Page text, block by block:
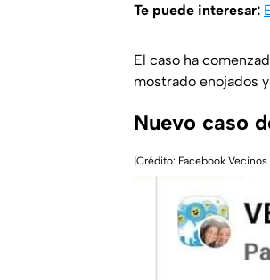
Te puede interesar:
El caso ha
mostrado enojados
Nuevo caso
|Crédito: Facebook Vecinos